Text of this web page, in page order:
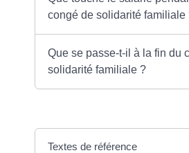
congé de solidarité familiale
Que se passe-t-il à la fin du
solidarité familiale ?
Textes de référence